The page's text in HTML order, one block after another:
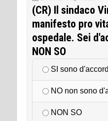
(CR) Il sindaco
manifesto pro
ospedale. Sei
NON SO
SI sono
NO non sono
NON SO